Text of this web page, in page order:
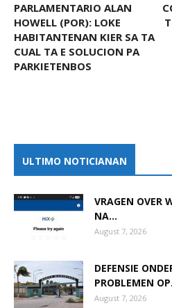
PARLAMENTARIO ALAN
HOWELL (POR): LOKE
HABITANTENAN KIER SA TA
CUAL TA E SOLUCION PA
PARKIETENBOS
ULTIMO NOTICIANAN
VRAGEN OVER
NA...
August 7, 2026
DEFENSIE
PROBLEMEN
August 7, 2026